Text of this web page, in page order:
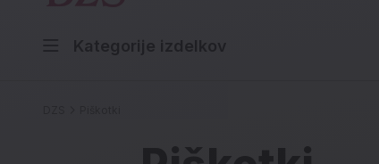
Kategorije izdelkov